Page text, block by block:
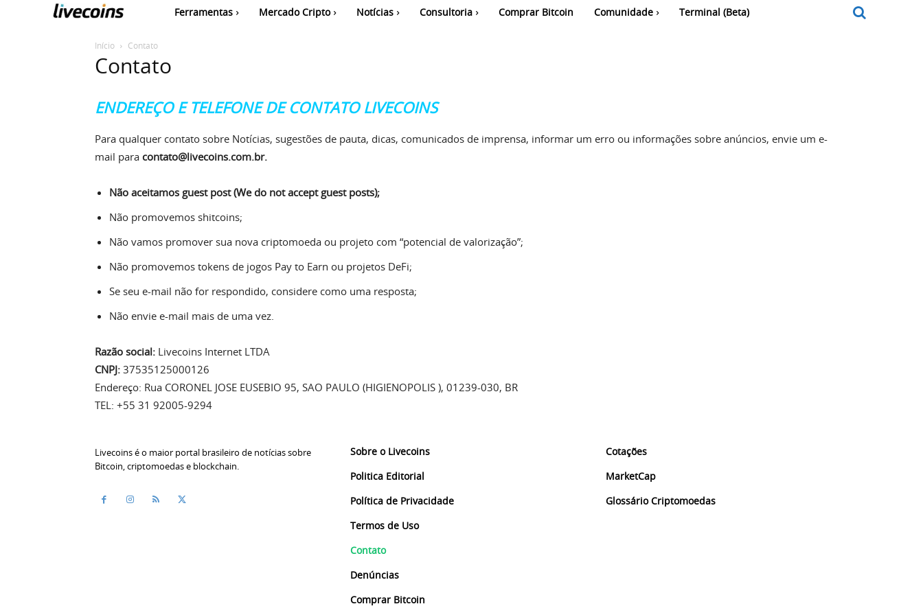
Ferramentas Mercado Cripto Notícias Consultoria Comprar Bitcoin Comunidade Terminal (Beta)
Início Contato
Contato
ENDEREÇO E TELEFONE DE CONTATO LIVECOINS
Para qualquer contato sobre Notícias, sugestões de pauta, dicas, comunicados de imprensa, informar um erro ou informações sobre anúncios, envie um e-
mail para contato@livecoins.com.br.
Não aceitamos guest post (We do not accept guest posts);
Não promovemos shitcoins;
Não vamos promover sua nova criptomoeda ou projeto com “potencial de valorização”;
Não promovemos tokens de jogos Pay to Earn ou projetos DeFi;
Se seu e-mail não for respondido, considere como uma resposta;
Não envie e-mail mais de uma vez.
Razão social: Livecoins Internet LTDA
CNPJ: 37535125000126
Endereço: Rua CORONEL JOSE EUSEBIO 95, SAO PAULO (HIGIENOPOLIS ), 01239-030, BR
TEL: +55 31 92005-9294
Livecoins é o maior portal brasileiro de notícias sobre
Bitcoin, criptomoedas e blockchain.
Sobre o Livecoins
Politica Editorial
Política de Privacidade
Termos de Uso
Contato
Denúncias
Comprar Bitcoin
Cotações
MarketCap
Glossário Criptomoedas